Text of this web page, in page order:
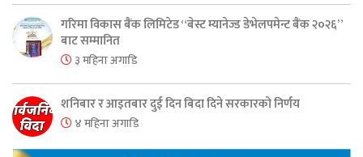
गरिमा विकास बैंक लिमिटेड “बेस्ट म्यानेज्ड डेभेलपमेन्ट बैंक २०२६”
बाट सम्मानित
३ महिना अगाडि
शनिबार र आइतबार दुई दिन बिदा दिने सरकारको निर्णय
४ महिना अगाडि